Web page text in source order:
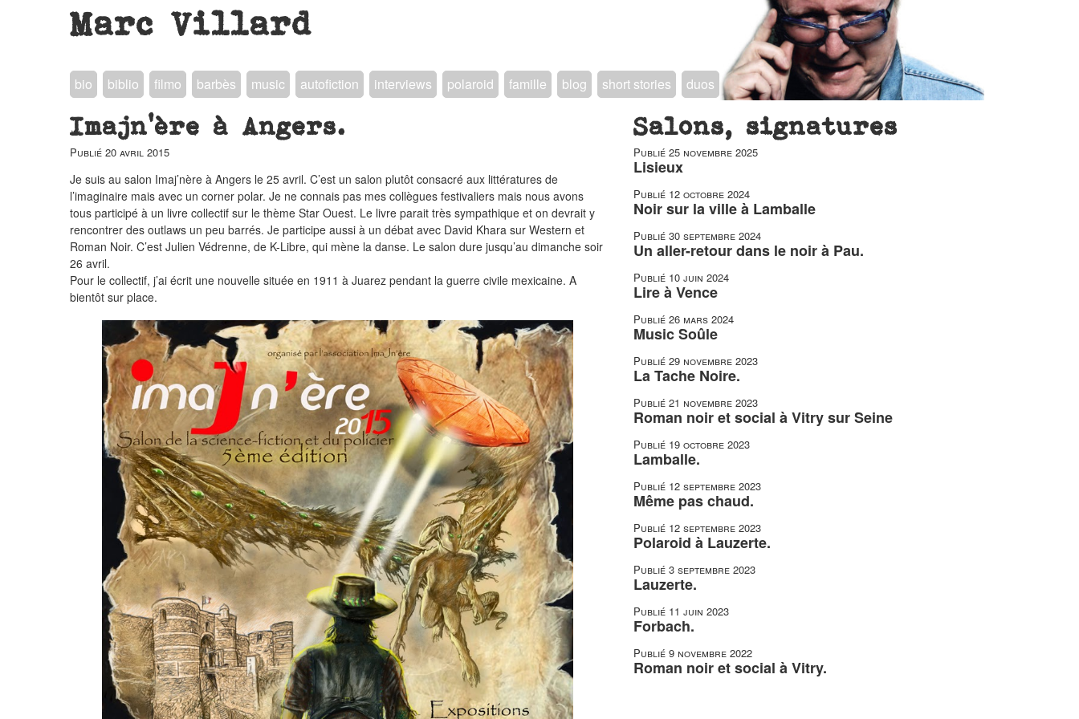
Marc Villard
bio biblio filmo barbès music autofiction interviews polaroid famille blog short stories duos
Imajn’ère à Angers.
Publié 20 avril 2015
Je suis au salon Imaj’nère à Angers le 25 avril. C’est un salon plutôt consacré aux littératures de
l’imaginaire mais avec un corner polar. Je ne connais pas mes collègues festivaliers mais nous avons
tous participé à un livre collectif sur le thème Star Ouest. Le livre parait très sympathique et on devrait y
rencontrer des outlaws un peu barrés. Je participe aussi à un débat avec David Khara sur Western et
Roman Noir. C’est Julien Védrenne, de K-Libre, qui mène la danse. Le salon dure jusqu’au dimanche soir
26 avril.
Pour le collectif, j’ai écrit une nouvelle située en 1911 à Juarez pendant la guerre civile mexicaine. A
bientôt sur place.
Salons, signatures
Publié 25 novembre 2025
Lisieux
Publié 12 octobre 2024
Noir sur la ville à Lamballe
Publié 30 septembre 2024
Un aller-retour dans le noir à Pau.
Publié 10 juin 2024
Lire à Vence
Publié 26 mars 2024
Music Soûle
Publié 29 novembre 2023
La Tache Noire.
Publié 21 novembre 2023
Roman noir et social à Vitry sur Seine
Publié 19 octobre 2023
Lamballe.
Publié 12 septembre 2023
Même pas chaud.
Publié 12 septembre 2023
Polaroid à Lauzerte.
Publié 3 septembre 2023
Lauzerte.
Publié 11 juin 2023
Forbach.
Publié 9 novembre 2022
Roman noir et social à Vitry.